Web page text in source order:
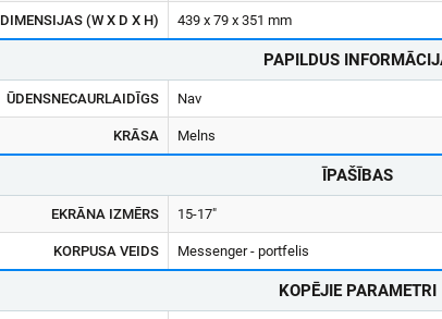
DIMENSIJAS (W X D X H) 439 x 79 x 351 mm
PAPILDUS
ŪDENSNECAURLAIDĪGS Nav
KRĀSA Melns
ĪPAŠĪBAS
EKRĀNA IZMĒRS 15-17"
KORPUSA VEIDS Messenger - portfelis
KOPĒJIE PARAMETRI